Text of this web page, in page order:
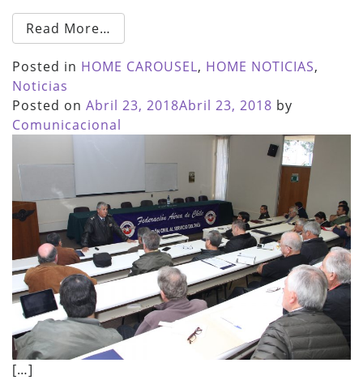
Read More…
Posted in HOME CAROUSEL, HOME NOTICIAS,
Noticias
Posted on Abril 23, 2018Abril 23, 2018 by
Comunicacional
[…]